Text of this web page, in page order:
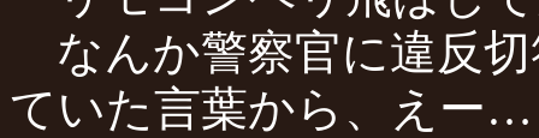
なんか警察官に違反
ていた言葉から、えー